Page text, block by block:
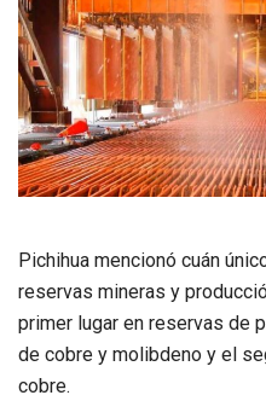
Pichihua mencionó cuán
reservas mineras y
primer lugar en reservas de
de cobre y molibdeno y el
cobre.